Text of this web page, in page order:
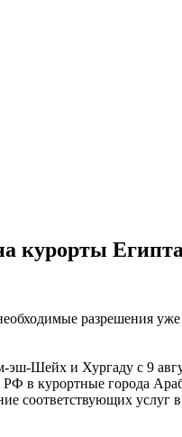
курорты Египта
разрешения
Шейх и Хургаду с 9
в курортные города
соответствующих